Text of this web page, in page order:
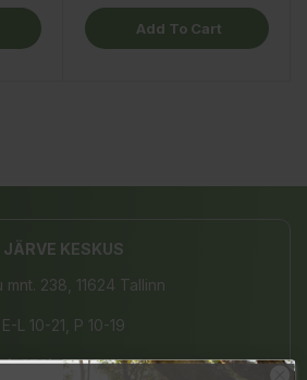
Add To Cart
JÄRVE KESKUS
mnt. 238, 11624 Tallinn
E-L 10-21, P 10-19
(+372) 677 8211